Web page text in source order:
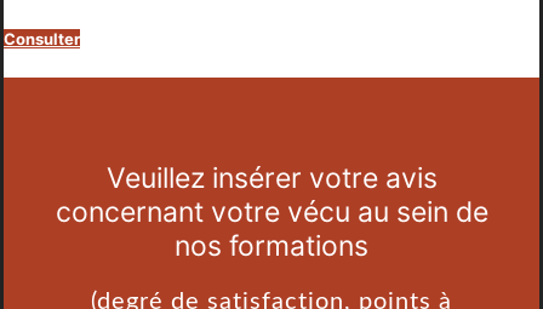
Consulter
Veuillez insérer votre avis
concernant votre vécu au sein de
nos formations
(degré de satisfaction, points à